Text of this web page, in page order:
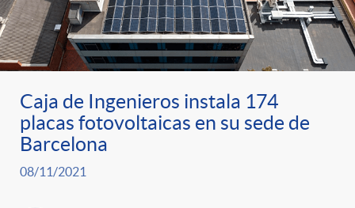
Caja de Ingenieros instala 174
placas fotovoltaicas en su sede de
Barcelona
08/11/2021